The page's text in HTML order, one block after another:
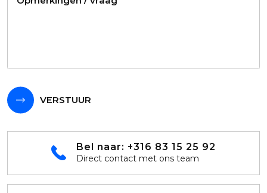
VERSTUUR
Bel naar: +316 83 15 25 92
Direct contact met ons team